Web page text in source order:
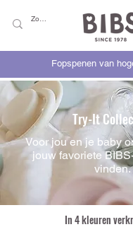
Fopspenen van
Try-It
Voor jou en je baby
jouw favoriete
vinden.
In 4 kleuren